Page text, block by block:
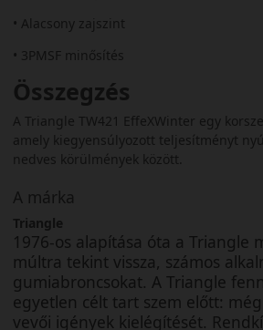
• Alacsony zajszint
• 3PMSF minősítés
Összegzés
A Triangle TW421 EffeXWinter egy
amely kiegyensúlyozott teljesítményt
nedves körülmények között.
A márka
Triangle
1976-os alapítása óta a Triangle
múltra tekint vissza, számos
gumiabroncsokat. A Triangle
egyetlen célt tart szem előtt:
vevői igények kielégítését.